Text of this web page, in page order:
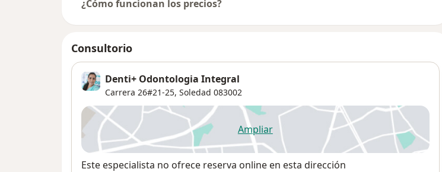
¿Cómo funcionan los precios?
Consultorio
Denti+ Odontologia Integral
Carrera 26#21-25, Soledad 083002
Ampliarse abre en una nueva pestaña
Disponibilidad
Este especialista no ofrece reserva online en esta dirección